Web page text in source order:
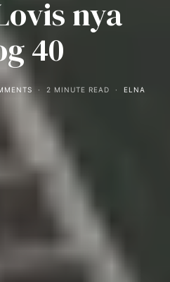
nya
40
2 MINUTE READ ELNA